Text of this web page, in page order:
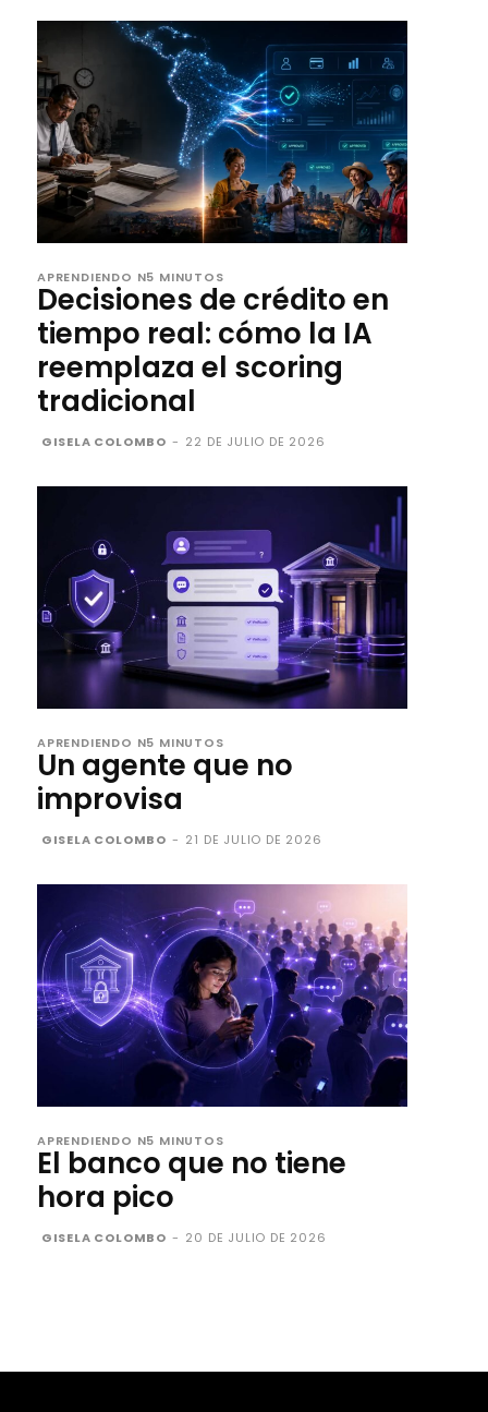
APRENDIENDO N5 MINUTOS
Decisiones de crédito en
tiempo real: cómo la IA
reemplaza el scoring
tradicional
GISELA COLOMBO - 22 DE JULIO DE 2026
APRENDIENDO N5 MINUTOS
Un agente que no
improvisa
GISELA COLOMBO - 21 DE JULIO DE 2026
APRENDIENDO N5 MINUTOS
El banco que no tiene
hora pico
GISELA COLOMBO - 20 DE JULIO DE 2026